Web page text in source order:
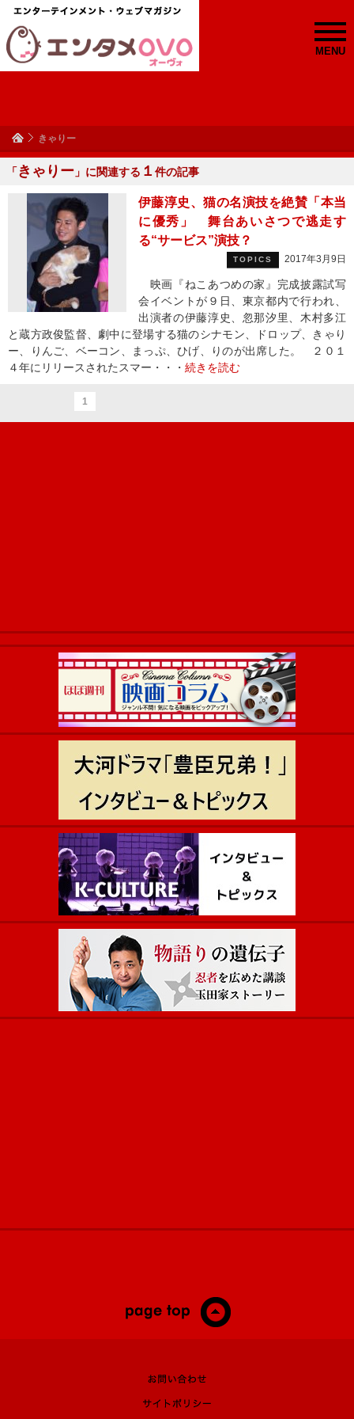
MENU
きゃりー
「きゃりー 」に関連する １ 件の記事
伊藤淳史、猫の名演技を絶賛「本当
に優秀」 舞台あいさつで逃走す
る“サービス”演技？
TOPICS 2017年3月9日
映画『ねこあつめの家』完成披露試写
会イベントが９日、東京都内で行われ、
出演者の伊藤淳史、忽那汐里、木村多江
と蔵方政俊監督、劇中に登場する猫のシナモン、ドロップ、きゃり
ー、りんご、ベーコン、まっぷ、ひげ、りのが出席した。 ２０１
４年にリリースされたスマー・・・ 続きを読む
1